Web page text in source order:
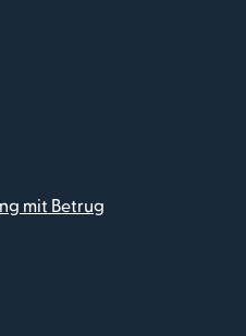
mit Betrug